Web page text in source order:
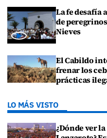
La fe desafía
de
Nieves
El Cabildo
frenar los
prácticas
LO MÁS VISTO
¿Dónde ver